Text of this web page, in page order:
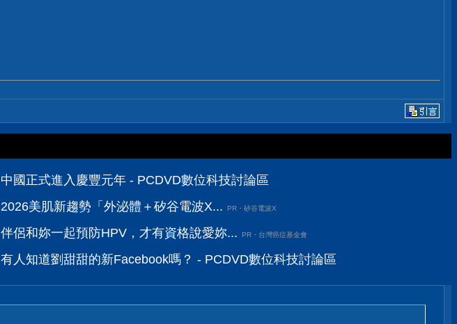
中國正式進入慶豐元年 - PCDVD數位科技討論區
2026美肌新趨勢「外泌體＋矽谷電波X...
PR・矽谷電波X
伴侶和妳一起預防HPV，才有資格說愛妳... PR・台灣癌症基金會
有人知道劉甜甜的新Facebook嗎？ - PCDVD數位科技討論區